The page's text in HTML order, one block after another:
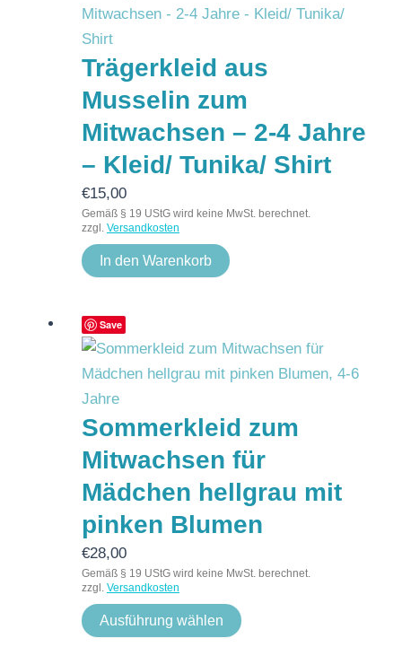
Trägerkleid aus
Musselin zum
Mitwachsen – 2-4 Jahre
– Kleid/ Tunika/ Shirt
€15,00
Gemäß § 19 UStG wird keine MwSt. berechnet.
zzgl. Versandkosten
In den Warenkorb
Save
Sommerkleid zum
Mitwachsen für
Mädchen hellgrau mit
pinken Blumen
€28,00
Gemäß § 19 UStG wird keine MwSt. berechnet.
zzgl. Versandkosten
Ausführung wählen